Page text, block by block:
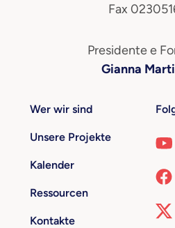
Fax
Presidente e
Gianna
Wer wir sind
Unsere Projekte
Kalender
Ressourcen
Kontakte